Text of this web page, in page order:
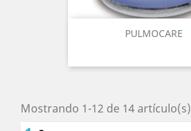
PULMOCARE
Mostrando 1-12 de 14 artículo(s)